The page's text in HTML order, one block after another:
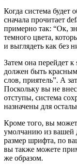
Когда система
сначала прочитает
примерно так: “Ок,
темного цвета,
и выглядеть как без
Затем она перейдет
должен быть
слов, приятель”. А
Поскольку вы не
отступы, система
назначены для
Кроме того, вы
умолчанию из вашей
размер шрифта, по
вы также можете
же образом.